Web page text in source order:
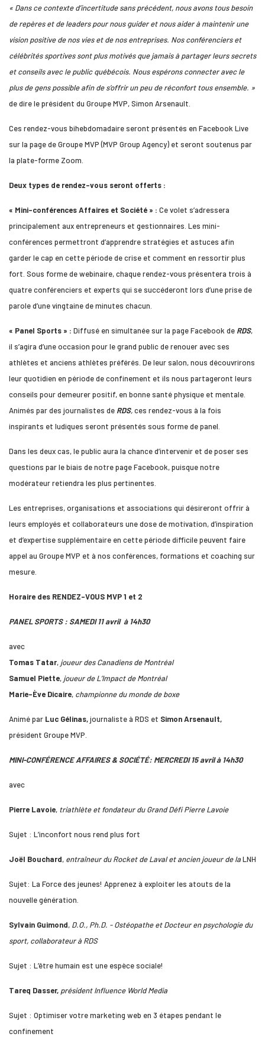
« Dans ce contexte d’incertitude sans précédent, nous avons tous besoin
de repères et de leaders pour nous guider et nous aider à maintenir une
vision positive de nos vies et de nos entreprises. Nos conférenciers et
célébrités sportives sont plus motivés que jamais à partager leurs secrets
et conseils avec le public québécois. Nous espérons connecter avec le
plus de gens possible afin de s’offrir un peu de réconfort tous ensemble. »
de dire le président du Groupe MVP, Simon Arsenault.
Ces rendez-vous bihebdomadaire seront présentés en Facebook Live
sur la page de Groupe MVP (MVP Group Agency) et seront soutenus par
la plate-forme Zoom.
Deux types de rendez-vous seront offerts :
« Mini-conférences Affaires et Société » : Ce volet s’adressera
principalement aux entrepreneurs et gestionnaires. Les mini-
conférences permettront d’apprendre stratégies et astuces afin
garder le cap en cette période de crise et comment en ressortir plus
fort. Sous forme de webinaire, chaque rendez-vous présentera trois à
quatre conférenciers et experts qui se succéderont lors d’une prise de
parole d’une vingtaine de minutes chacun.
« Panel Sports » : Diffusé en simultanée sur la page Facebook de RDS,
il s’agira d’une occasion pour le grand public de renouer avec ses
athlètes et anciens athlètes préférés. De leur salon, nous découvrirons
leur quotidien en période de confinement et ils nous partageront leurs
conseils pour demeurer positif, en bonne santé physique et mentale.
Animés par des journalistes de RDS,ces rendez-vous à la fois
inspirants et ludiques seront présentés sous forme de panel.
Dans les deux cas, le public aura la chance d’intervenir et de poser ses
questions par le biais de notre page Facebook, puisque notre
modérateur retiendra les plus pertinentes.
Les entreprises, organisations et associations qui désireront offrir à
leurs employés et collaborateurs une dose de motivation, d’inspiration
et d’expertise supplémentaire en cette période difficile peuvent faire
appel au Groupe MVP et à nos conférences, formations et coaching sur
mesure.
Horaire des RENDEZ-VOUS MVP 1 et 2
PANEL SPORTS : SAMEDI 11 avril à 14h30
avec
Tomas Tatar, joueur des Canadiens de Montréal
Samuel Piette, joueur de L’Impact de Montréal
Marie-Ève Dicaire, championne du monde de boxe
Animé par Luc Gélinas,journaliste à RDS et Simon Arsenault,
président Groupe MVP.
MINI-CONFÉRENCE AFFAIRES & SOCIÉTÉ: MERCREDI 15 avril à 14h30
avec
Pierre Lavoie, triathlète et fondateur du Grand Défi Pierre Lavoie
Sujet : L’inconfort nous rend plus fort
Joël Bouchard, entraîneur du Rocket de Laval et ancien joueur de laLNH
Sujet: La Force des jeunes! Apprenez à exploiter les atouts de la
nouvelle génération.
Sylvain Guimond, D.O., Ph.D. - Ostéopathe et Docteur en psychologie du
sport, collaborateur à RDS
Sujet : L’être humain est une espèce sociale!
Tareq Dasser, président Influence World Media
Sujet : Optimiser votre marketing web en 3 étapes pendant le
confinement